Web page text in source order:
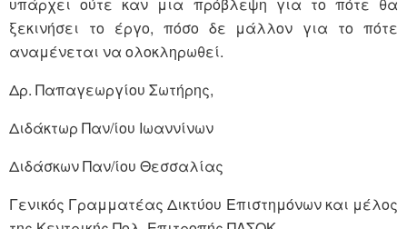
ξεκινήσει το έργο, πόσο δε μάλλον για το πότε
αναμένεται να ολοκληρωθεί.
Δρ. Παπαγεωργίου Σωτήρης,
Διδάκτωρ Παν/ίου Ιωαννίνων
Διδάσκων Παν/ίου Θεσσαλίας
Γενικός Γραμματέας Δικτύου Επιστημόνων και μέλος